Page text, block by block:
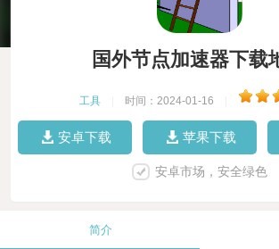
国外节点加速器下载
工具 时间：2024-01-16
安卓下载 苹果下载
安卓市场，安全绿色
简介